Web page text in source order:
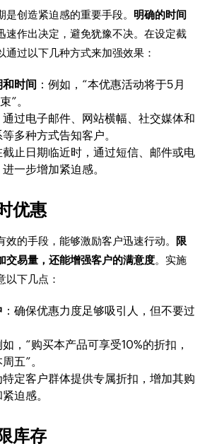
是创造紧迫感的重要手段。 明确的时间
速作出决定，避免犹豫不决。在设定截
通过以下几种方式来加强效果：
时间 ：例如，“本优惠活动将于5月
”。
通过电子邮件、网站横幅、社交媒体和
多种方式告知客户。
截止日期临近时，通过短信、邮件或电
一步增加紧迫感。
优惠
效的手段，能够激励客户迅速行动。 限
交易量，还能增强客户的满意度。实施
以下几点：
：确保优惠力度足够吸引人，但不要过
如，“购买本产品可享受10%的折扣，
五”。
特定客户群体提供专属折扣，增加其购
迫感。
库存